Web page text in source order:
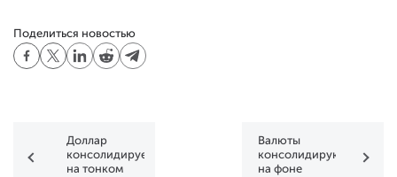
Поделиться новостью
Доллар
консолидируется
на тонком
Валюты
консолидируются
на фоне